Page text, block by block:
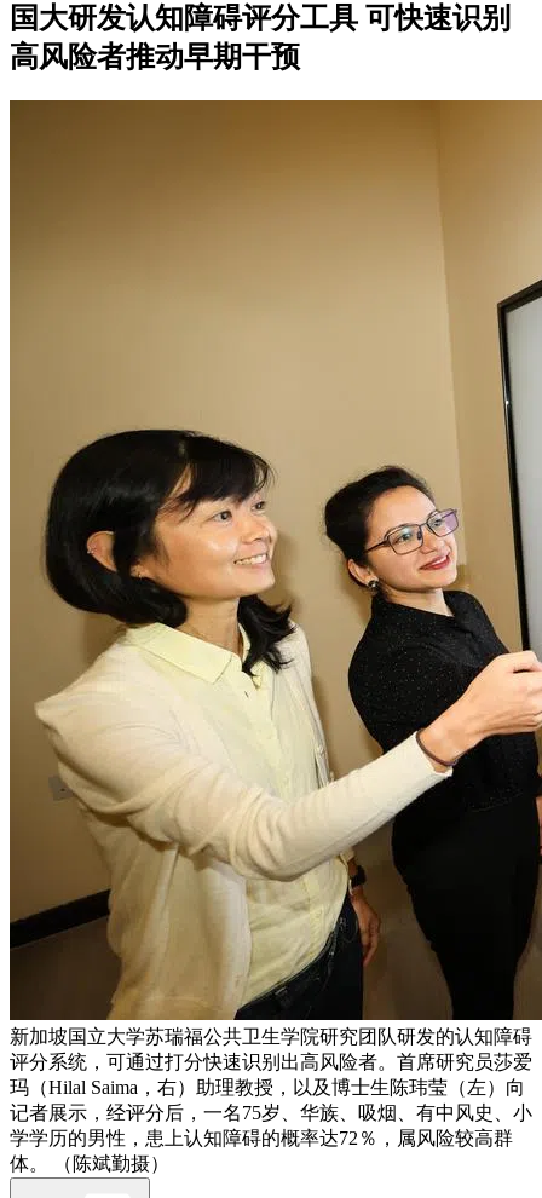
国大研发认知障碍评分工具 可快速识别
高风险者推动早期干预
新加坡国立大学苏瑞福公共卫生学院研究团队研发的认知障碍
评分系统，可通过打分快速识别出高风险者。首席研究员莎爱
玛（Hilal Saima，右）助理教授，以及博士生陈玮莹（左）向
记者展示，经评分后，一名75岁、华族、吸烟、有中风史、小
学学历的男性，患上认知障碍的概率达72％，属风险较高群
体。 （陈斌勤摄）